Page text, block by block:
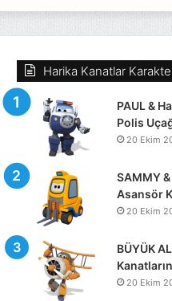
yap
...
Harika Kanatlar
PAUL &
Polis
20 Ekim
SAMMY
Asansör
20 Ekim
BÜYÜK
20 Ekim